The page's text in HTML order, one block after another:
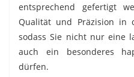
entsprechend gefertigt
Qualität und Präzision in
sodass Sie nicht nur eine
auch ein besonderes
dürfen.